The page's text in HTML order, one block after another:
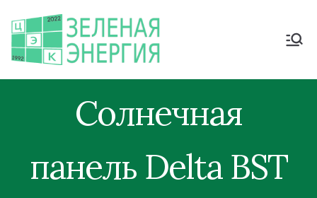
Солнечная
панель Delta BST